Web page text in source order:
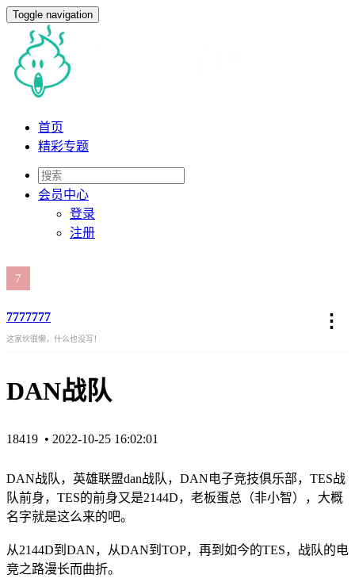
Toggle navigation
首页
精彩专题
会员中心
登录
注册
7777777 ⋮
这家伙很懒，什么也没写！
DAN战队
18419 • 2022-10-25 16:02:01
DAN战队，英雄联盟dan战队，DAN电子竞技俱乐部，TES战
队前身，TES的前身又是2144D，老板蛋总（非小智），大概
名字就是这么来的吧。
从2144D到DAN，从DAN到TOP，再到如今的TES，战队的电
竞之路漫长而曲折。